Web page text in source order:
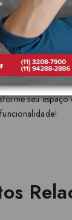
mm
quem busca
seu